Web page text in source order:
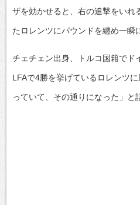
ザを効かせると、右の追撃をいれ
たロレンツにパウンドを纏め一瞬
チェチェン出身、トルコ国籍でド
LFAで4勝を挙げているロレンツ
っていて、その通りになった」と